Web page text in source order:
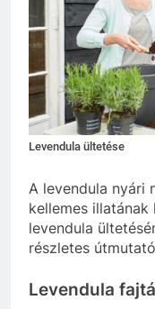
Levendula ültetése
A levendula nyári
kellemes
levendula
részletes
Levendula